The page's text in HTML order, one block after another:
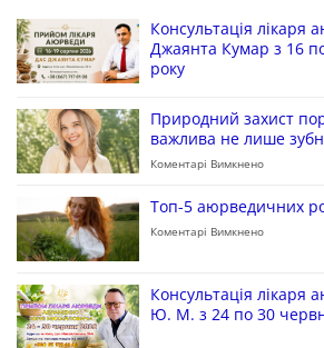
Консультація лікаря
Джаянта Кумар з 16
року
Природний захист
важлива не лише
Коментарі Вимкнено
Топ-5 аюрведичних
Коментарі Вимкнено
Консультація лікаря
Ю. М. з 24 по 30